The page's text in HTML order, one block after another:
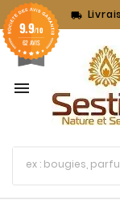


9.9/10
62 AVIS